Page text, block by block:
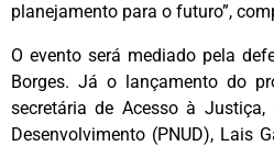
planejamento para o futuro”,
O evento será mediado pela
Borges. Já o lançamento do
secretária de Acesso à
Desenvolvimento (PNUD), Lais